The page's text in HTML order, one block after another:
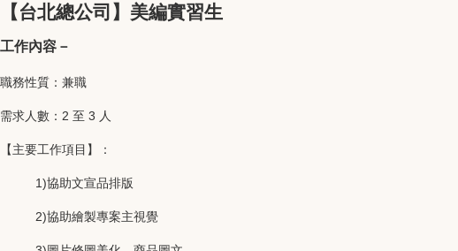
【台北總公司】美編實習生
工作內容－
職務性質：兼職
需求人數：2 至 3 人
【主要工作項目】：
1)協助文宣品排版
2)協助繪製專案主視覺